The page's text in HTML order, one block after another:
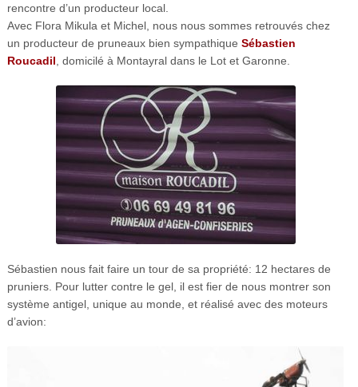
rencontre d’un producteur local.
Avec Flora Mikula et Michel, nous nous sommes retrouvés chez
un producteur de pruneaux bien sympathique Sébastien
Roucadil , domicilé à Montayral dans le Lot et Garonne.
Sébastien nous fait faire un tour de sa propriété: 12 hectares de
pruniers. Pour lutter contre le gel, il est fier de nous montrer son
système antigel, unique au monde, et réalisé avec des moteurs
d’avion: